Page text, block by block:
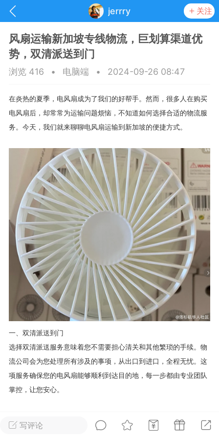
jerrry 关注
每日任务 签到有奖
华人资讯
阅读洛杉矶新闻
华人论坛
加入社区交流
华人社区信息发布规范》
华人社区账号注册及使用规范》
洛杉矶热点 娱乐八卦 同乡联谊
民宿短租
写评论
风扇运输新加坡专线物流，巨划算渠道优
势，双清派送到门
浏览 416 • 电脑端 • 2024-09-26 08:47
在炎热的夏季，电风扇成为了我们的好帮手。然而，很多人在购买
电风扇后，却常常为运输问题烦恼，不知道如何选择合适的物流服
务。今天，我们就来聊聊电风扇运输到新加坡的便捷方式。
一、双清派送到门
选择双清派送服务意味着您不需要担心清关和其他繁琐的手续。物
流公司会为您处理所有涉及的事项，从出口到进口，全程无忧。这
项服务确保您的电风扇能够顺利到达目的地，每一步都由专业团队
掌控，让您安心。
很多人在选择物流服务时，最关心的就是费用问题。实际上，电风